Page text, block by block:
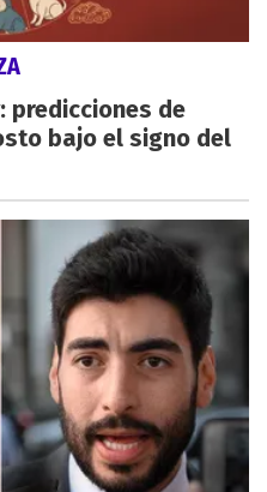
predicciones de
bajo el signo del